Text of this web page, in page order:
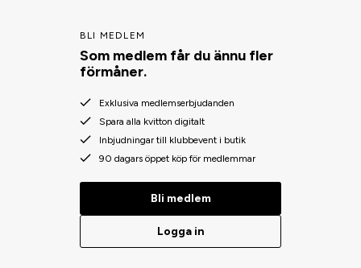
BLI MEDLEM
Som medlem får du ännu fler
förmåner.
Exklusiva medlemserbjudanden
Spara alla kvitton digitalt
Inbjudningar till klubbevent i butik
90 dagars öppet köp för medlemmar
Bli medlem
Logga in